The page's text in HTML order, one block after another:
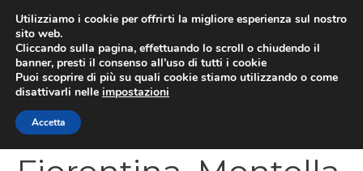
contenuto
Utilizziamo i cookie per offrirti la migliore esperienza sul nostro
sito web.
Cliccando sulla pagina, effettuando lo scroll o chiudendo il
banner, presti il consenso all’uso di tutti i cookie
Puoi scoprire di più su quali cookie stiamo utilizzando o come
disattivarli nelle impostazioni
Accetta